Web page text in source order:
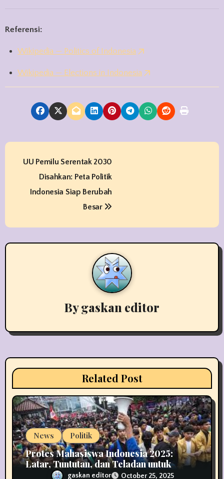
Referensi:
Wikipedia — Politics of Indonesia
Wikipedia — Elections in Indonesia
P
n
a
a
t
o
n
UU Pemilu Serentak 2030
Disahkan: Peta Politik
Indonesia Siap Berubah
Besar
Bygaskan editor
Related Post
News Politik
Protes Mahasiswa Indonesia 2025:
Latar, Tuntutan, dan Teladan untuk
Demokrasigaskan editor October 25, 2025